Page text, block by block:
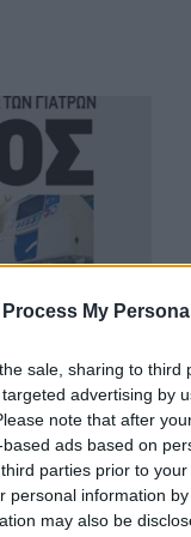
Process My
sale, sharing to
advertising by
note that after
ads based on
parties prior to
personal information
may also be ΜΑΣ